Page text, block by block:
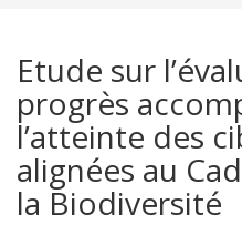
Etude sur
progrès
l’atteinte des
alignées au
la Biodiversité